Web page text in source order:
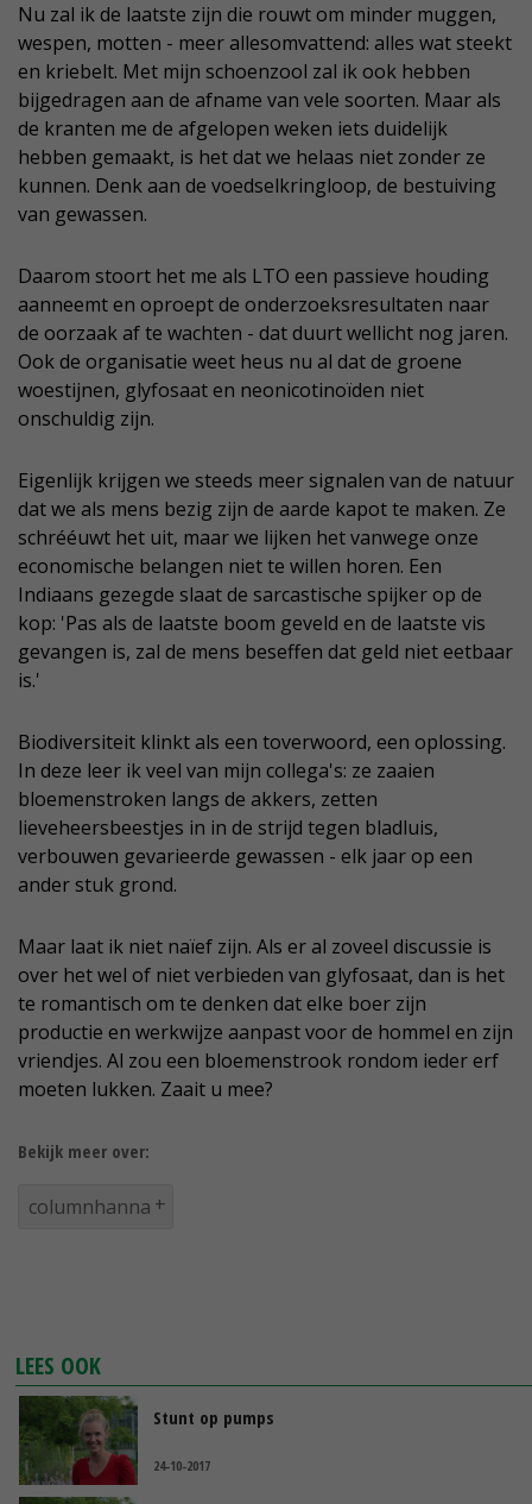
Nu zal ik de laatste zijn die rouwt om minder muggen,
wespen, motten - meer allesomvattend: alles wat steekt
en kriebelt. Met mijn schoenzool zal ik ook hebben
bijgedragen aan de afname van vele soorten. Maar als
de kranten me de afgelopen weken iets duidelijk
hebben gemaakt, is het dat we helaas niet zonder ze
kunnen. Denk aan de voedselkringloop, de bestuiving
van gewassen.
Daarom stoort het me als LTO een passieve houding
aanneemt en oproept de onderzoeksresultaten naar
de oorzaak af te wachten - dat duurt wellicht nog jaren.
Ook de organisatie weet heus nu al dat de groene
woestijnen, glyfosaat en neonicotinoïden niet
onschuldig zijn.
Eigenlijk krijgen we steeds meer signalen van de natuur
dat we als mens bezig zijn de aarde kapot te maken. Ze
schrééuwt het uit, maar we lijken het vanwege onze
economische belangen niet te willen horen. Een
Indiaans gezegde slaat de sarcastische spijker op de
kop: 'Pas als de laatste boom geveld en de laatste vis
gevangen is, zal de mens beseffen dat geld niet eetbaar
is.'
Biodiversiteit klinkt als een toverwoord, een oplossing.
In deze leer ik veel van mijn collega's: ze zaaien
bloemenstroken langs de akkers, zetten
lieveheersbeestjes in in de strijd tegen bladluis,
verbouwen gevarieerde gewassen - elk jaar op een
ander stuk grond.
Maar laat ik niet naïef zijn. Als er al zoveel discussie is
over het wel of niet verbieden van glyfosaat, dan is het
te romantisch om te denken dat elke boer zijn
productie en werkwijze aanpast voor de hommel en zijn
vriendjes. Al zou een bloemenstrook rondom ieder erf
moeten lukken. Zaait u mee?
Bekijk meer over:
columnhanna
LEES OOK
Stunt op pumps
24-10-2017